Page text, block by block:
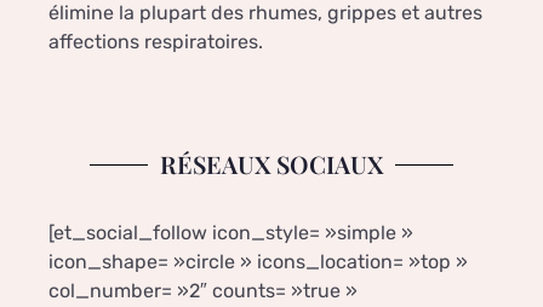
élimine la plupart des rhumes, grippes et autres
affections respiratoires.
RÉSEAUX SOCIAUX
[et_social_follow icon_style= »simple »
icon_shape= »circle » icons_location= »top »
col_number= »2″ counts= »true »